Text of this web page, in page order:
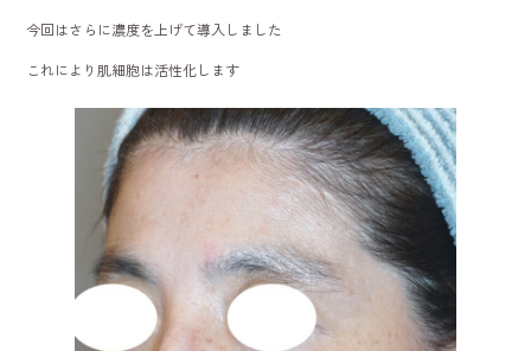
今回はさらに濃度を上げて導入しました
これにより肌細胞は活性化します